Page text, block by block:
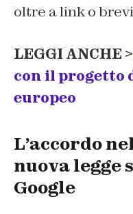
oltre a link o
LEGGI ANCHE >
con il progetto
europeo
L’accordo
nuova legge
Google